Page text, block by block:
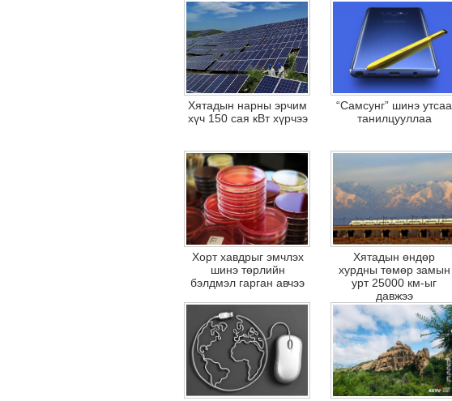
Хятадын нарны эрчим
хүч 150 сая кВт хүрчээ
“Самсунг” шинэ утсаа
танилцууллаа
Хорт хавдрыг эмчлэх
шинэ төрлийн
бэлдмэл гарган авчээ
Хятадын өндөр
хурдны төмөр замын
урт 25000 км-ыг
давжээ